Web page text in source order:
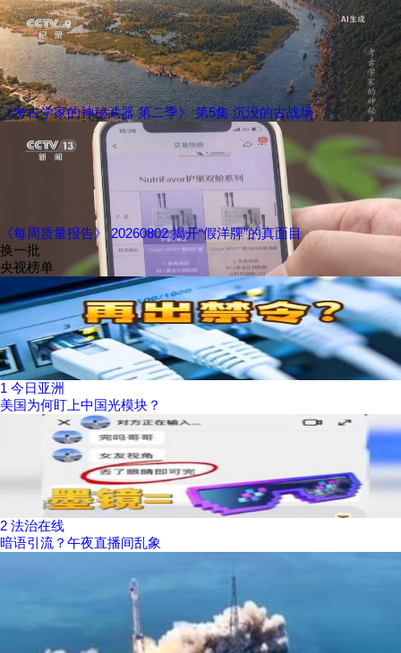
《考古学家的神秘武器 第二季》 第5集 沉没的古战场
《每周质量报告》 20260802 揭开“假洋牌”的真面目
换一批
央视榜单
1 今日亚洲
美国为何盯上中国光模块？
2 法治在线
暗语引流？午夜直播间乱象